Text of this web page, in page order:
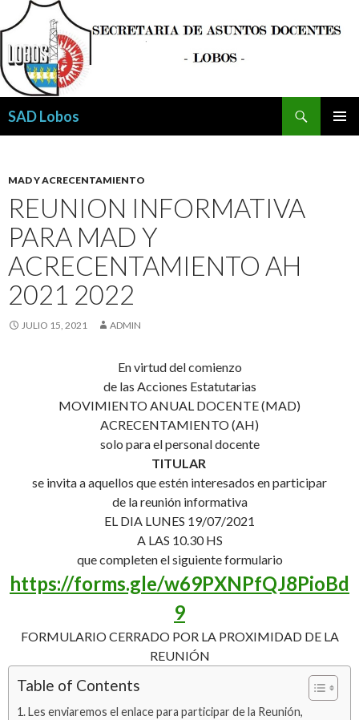
SAD Lobos
MAD Y ACRECENTAMIENTO
REUNION INFORMATIVA
PARA MAD Y
ACRECENTAMIENTO AH
2021 2022
JULIO 15, 2021 ADMIN
En virtud del comienzo
de las Acciones Estatutarias
MOVIMIENTO ANUAL DOCENTE (MAD)
ACRECENTAMIENTO (AH)
solo para el personal docente
TITULAR
se invita a aquellos que estén interesados en participar
de la reunión informativa
EL DIA LUNES 19/07/2021
A LAS 10.30 HS
que completen el siguiente formulario
https://forms.gle/w69PXNPfQJ8PioBd
9
FORMULARIO CERRADO POR LA PROXIMIDAD DE LA
REUNIÓN
Table of Contents
Les enviaremos el enlace para participar de la Reunión,